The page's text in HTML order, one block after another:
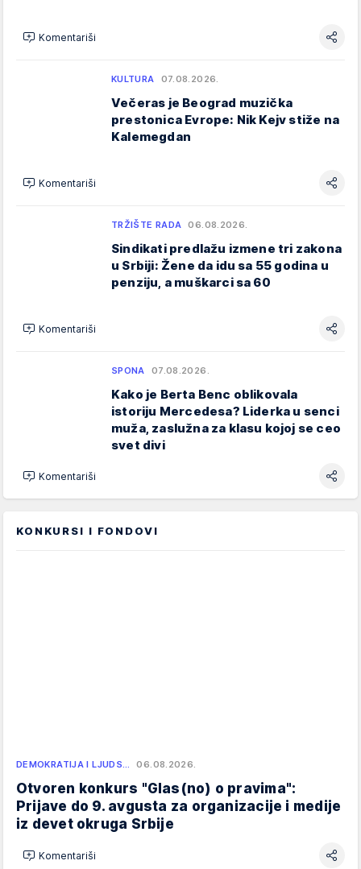
Komentariši
KULTURA 07.08.2026.
Večeras je Beograd muzička
prestonica Evrope: Nik Kejv stiže na
Kalemegdan
Komentariši
TRŽIŠTE RADA 06.08.2026.
Sindikati predlažu izmene tri zakona
u Srbiji: Žene da idu sa 55 godina u
penziju, a muškarci sa 60
Komentariši
SPONA 07.08.2026.
Kako je Berta Benc oblikovala
istoriju Mercedesa? Liderka u senci
muža, zaslužna za klasu kojoj se ceo
svet divi
Komentariši
KONKURSI I FONDOVI
DEMOKRATIJA I LJUDS… 06.08.2026.
Otvoren konkurs "Glas(no) o pravima":
Prijave do 9. avgusta za organizacije i medije
iz devet okruga Srbije
Komentariši